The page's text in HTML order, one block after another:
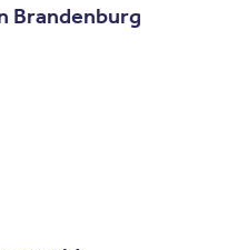
Brandenburg